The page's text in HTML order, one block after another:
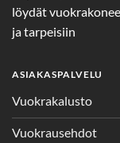
löydät
ja tarpeisiin
ASIAKASPALVELU
Vuokrakalusto
Vuokrausehdot